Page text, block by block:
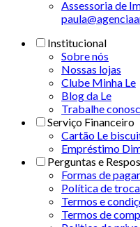
Assessoria de
Institucional
Sobre nós
Nossas lojas
Clube Minha Le
Blog da Le
Trabalhe
Serviço Financeiro
Cartão Le
Empréstimo
Perguntas e
Formas de
Política de
Termos e
Termos de